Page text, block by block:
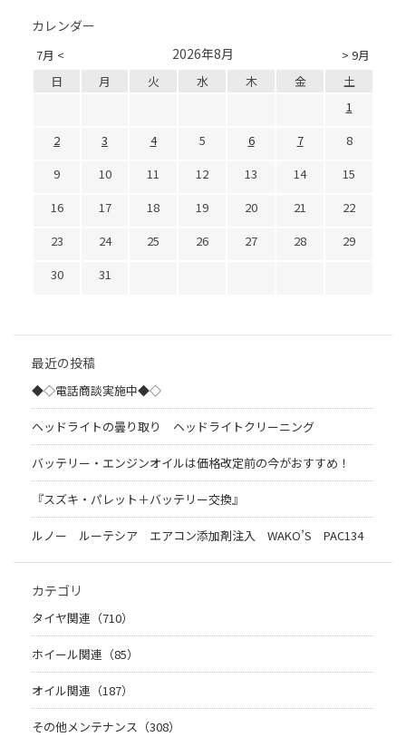
カレンダー
7月 < > 9月
2026年8月
日 月 火 水 木 金
土
1
2
3 4 5 6 7
8
9
10 11 12 13 14
15
16
17 18 19 20 21
22
23
24 25 26 27 28
29
30
31
最近の投稿
◆◇電話商談実施中◆◇
ヘッドライトの曇り取り ヘッドライトクリーニング
バッテリー・エンジンオイルは価格改定前の今がおすすめ！
『スズキ・パレット＋バッテリー交換』
ルノー ルーテシア エアコン添加剤注入 WAKO’S PAC134
カテゴリ
タイヤ関連（710）
ホイール関連（85）
オイル関連（187）
その他メンテナンス（308）